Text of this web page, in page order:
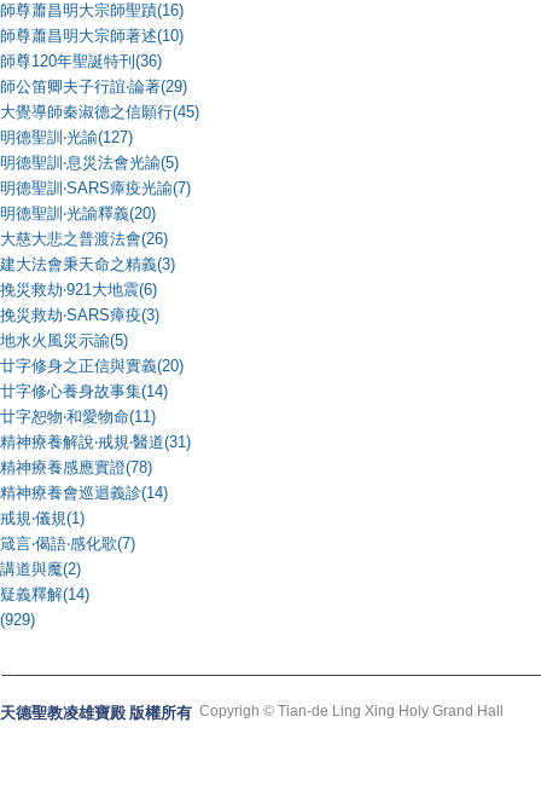
師尊蕭昌明大宗師聖蹟(16)
師尊蕭昌明大宗師著述(10)
師尊120年聖誕特刊(36)
師公笛卿夫子行誼‧論著(29)
大覺導師秦淑德之信願行(45)
明德聖訓‧光諭(127)
明德聖訓‧息災法會光諭(5)
明德聖訓‧SARS瘴疫光諭(7)
明德聖訓‧光諭釋義(20)
大慈大悲之普渡法會(26)
建大法會秉天命之精義(3)
挽災救劫‧921大地震(6)
挽災救劫‧SARS瘴疫(3)
地水火風災示諭(5)
廿字修身之正信與實義(20)
廿字修心養身故事集(14)
廿字恕物‧和愛物命(11)
精神療養解說‧戒規‧醫道(31)
精神療養感應實證(78)
精神療養會巡迴義診(14)
戒規‧儀規(1)
箴言‧偈語‧感化歌(7)
講道與魔(2)
疑義釋解(14)
(929)
天德聖教凌雄寶殿 版權所有 Copyrigh © Tian-de Ling Xing Holy Grand Hall